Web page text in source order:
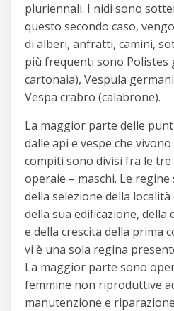
pluriennali. I nidi sono
questo secondo caso,
di alberi, anfratti, camini,
più frequenti sono Polistes
cartonaia), Vespula
Vespa crabro (calabrone).
La maggior parte delle
dalle api e vespe che
compiti sono divisi fra le tre
operaie – maschi. Le
della selezione della
della sua edificazione, della
e della crescita della prima
vi è una sola regina
La maggior parte sono
femmine non riproduttive
manutenzione e